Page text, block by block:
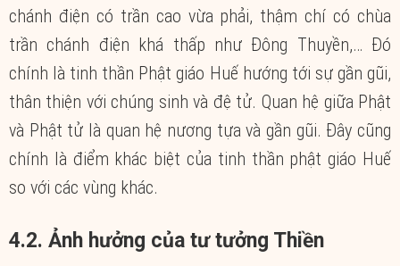
chánh điện có trần cao vừa phải, thậm chí có chùa
trần chánh điện khá thấp như Đông Thuyền,… Đó
chính là tinh thần Phật giáo Huế hướng tới sự gần gũi,
thân thiện với chúng sinh và đệ tử. Quan hệ giữa Phật
và Phật tử là quan hệ nương tựa và gần gũi. Đây cũng
chính là điểm khác biệt của tinh thần phật giáo Huế
so với các vùng khác.
4.2. Ảnh hưởng của tư tưởng Thiền